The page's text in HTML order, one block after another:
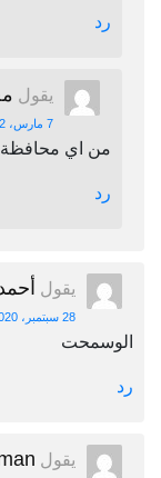
رد
يقول
7 مارس، 2022 الساعة 7:26 م
من اي محافظة
رد
يقول
28 سبتمبر، 2020 الساعة 11:46 م
الوسمحت
رد
يقول